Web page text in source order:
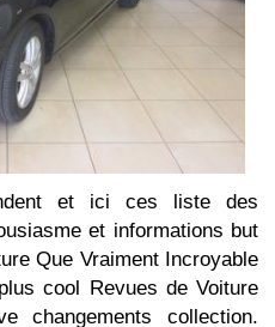
et ici ces liste des
et informations but
Que Vraiment Incroyable
cool Revues de Voiture
changements collection.